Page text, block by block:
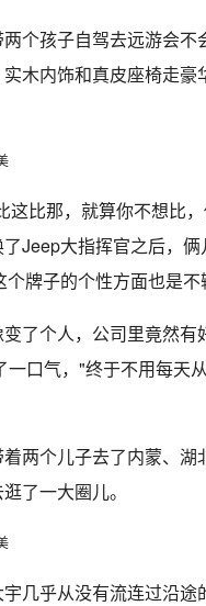
个孩子自驾去远游会
木内饰和真皮座椅走
比那，就算你不想比
Jeep大指挥官之后，
牌子的个性方面也是
了个人，公司里竟然有
口气，"终于不用每天
两个儿子去了内蒙、
了一大圈儿。
几乎从没有流连过沿